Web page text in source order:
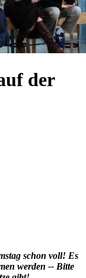
der
schon voll! Es
werden -- Bitte